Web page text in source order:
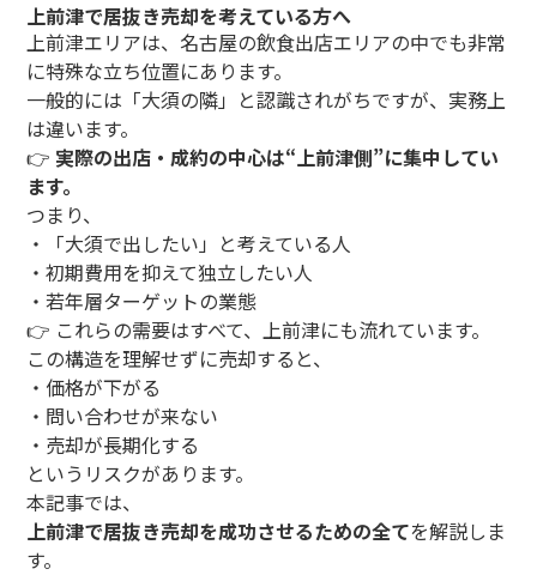
上前津で居抜き売却を考えている方へ
上前津エリアは、名古屋の飲食出店エリアの中でも非常
に特殊な立ち位置にあります。
一般的には「大須の隣」と認識されがちですが、実務上
は違います。
👉 実際の出店・成約の中心は“上前津側”に集中してい
ます。
つまり、
・「大須で出したい」と考えている人
・初期費用を抑えて独立したい人
・若年層ターゲットの業態
👉 これらの需要はすべて、上前津にも流れています。
この構造を理解せずに売却すると、
・価格が下がる
・問い合わせが来ない
・売却が長期化する
というリスクがあります。
本記事では、
上前津で居抜き売却を成功させるための全てを解説しま
す。